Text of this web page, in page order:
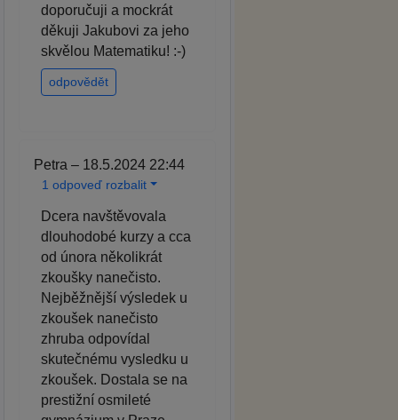
doporučuji a mockrát
děkuji Jakubovi za jeho
skvělou Matematiku! :-)
odpovědět
Petra – 18.5.2024 22:44
1 odpoveď rozbalit
Dcera navštěvovala
dlouhodobé kurzy a cca
od února několikrát
zkoušky nanečisto.
Nejběžnější výsledek u
zkoušek nanečisto
zhruba odpovídal
skutečnému vysledku u
zkoušek. Dostala se na
prestižní osmileté